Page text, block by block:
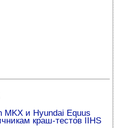
MKX и Hyundai Equus
краш-тестов IIHS